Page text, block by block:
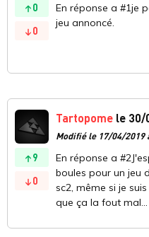
0
0
En réponse a #1je
jeu annoncé.
9
0
Tartopome le 30/
Modifié le 17/04/2019
En réponse a
boules pour un jeu
sc2, même si je
que ça la fout mal...